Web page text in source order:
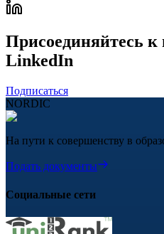
Присоединяйтесь
LinkedIn
Подписаться
NORDIC
На пути к совершенству в
Подать документы
Социальные сети